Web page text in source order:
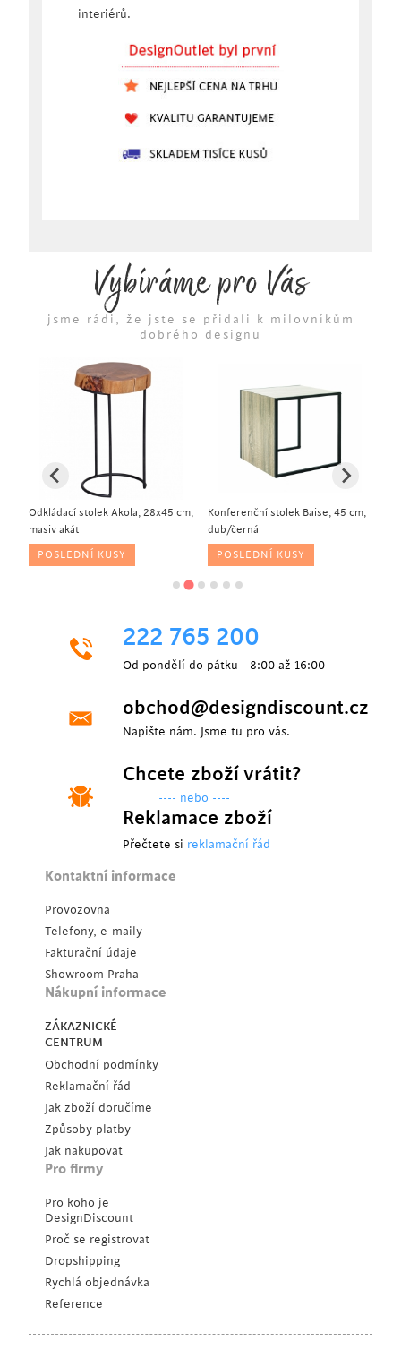
interiérů.
Vybíráme pro Vás
jsme rádi, že jste se přidali k milovníkům
dobrého designu
Odkládací stolek Akola, 28x45 cm,
masiv akát
POSLEDNÍ KUSY
Konferenční stolek Baise, 45 cm,
dub/černá
POSLEDNÍ KUSY
222 765 200
Od pondělí do pátku - 8:00 až 16:00
obchod@designdiscount.cz
Napište nám. Jsme tu pro vás.
Chcete zboží vrátit?
---- nebo ----
Reklamace zboží
Přečtete si reklamační řád
Kontaktní informace
Provozovna
Telefony, e-maily
Fakturační údaje
Showroom Praha
Nákupní informace
ZÁKAZNICKÉ
CENTRUM
Obchodní podmínky
Reklamační řád
Jak zboží doručíme
Způsoby platby
Jak nakupovat
Pro firmy
Pro koho je
DesignDiscount
Proč se registrovat
Dropshipping
Rychlá objednávka
Reference